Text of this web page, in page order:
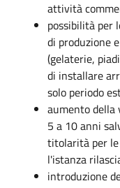
attività
possibilità per
di produzione
(gelaterie,
di installare
solo periodo
aumento della
5 a 10 anni
titolarità per le
l'istanza
introduzione